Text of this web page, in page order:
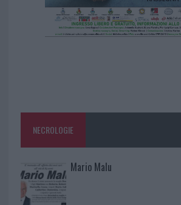
NECROLOGIE
Mario Malu